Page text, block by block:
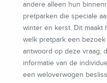
andere alleen hun
pretparken die speciale
winter en kerst. Dit maakt
welk pretpark een
antwoord op deze vraag,
informatie van de
een weloverwogen